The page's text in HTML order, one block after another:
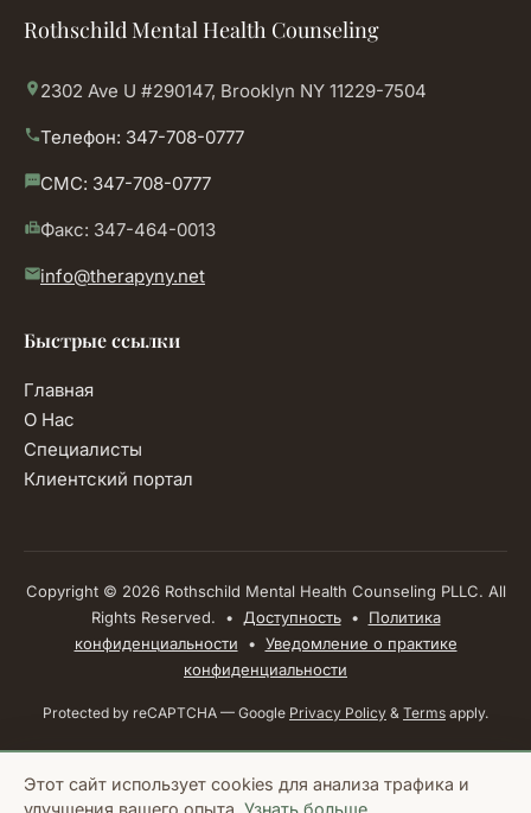
Rothschild Mental Health Counseling
place 2302 Ave U #290147, Brooklyn NY 11229-7504
phoneТелефон: 347-708-0777
sms СМС: 347-708-0777
faxФакс: 347-464-0013
mailinfo@therapyny.net
Быстрые ссылки
Главная
О Нас
Специалисты
Клиентский портал
Copyright © 2026 Rothschild Mental Health Counseling PLLC. All
Rights Reserved. • Доступность• Политика
конфиденциальности • Уведомление о практике
конфиденциальности
Protected by reCAPTCHA — Google Privacy Policy(открывается в
& Terms apply.
Этот сайт использует cookies для анализа трафика и
улучшения вашего опыта. Узнать больше